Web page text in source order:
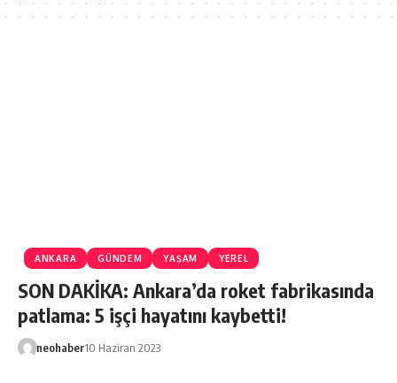
ANKARA GÜNDEM YAŞAM YEREL
SON DAKİKA: Ankara’da roket fabrikasında
patlama: 5 işçi hayatını kaybetti!
neohaber10 Haziran 2023